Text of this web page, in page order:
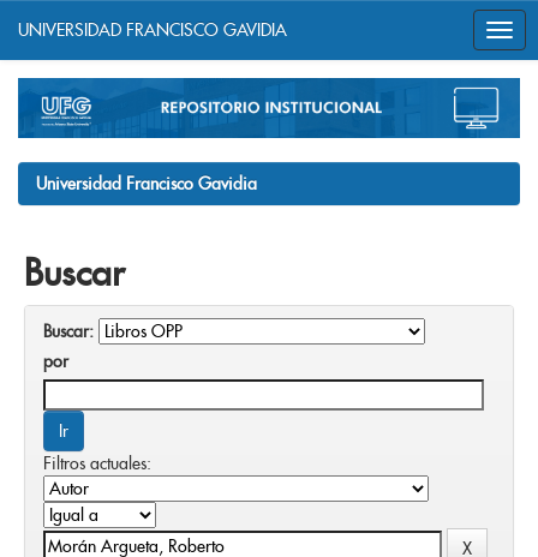
navigation
UNIVERSIDAD FRANCISCO GAVIDIA
Universidad Francisco Gavidia
Buscar
Buscar:
por
Filtros actuales: